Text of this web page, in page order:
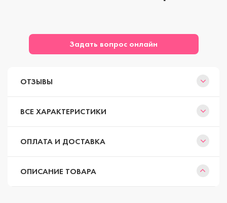
Задать вопрос онлайн
ОТЗЫВЫ
ВСЕ ХАРАКТЕРИСТИКИ
ОПЛАТА И ДОСТАВКА
ОПИСАНИЕ ТОВАРА